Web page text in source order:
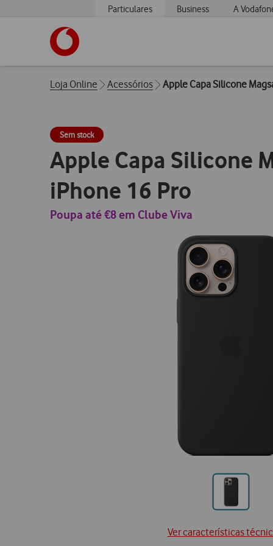
Particulares Business A
Breadcrumbs
Loja Online Acessórios Apple Capa Silicone
Sem stock
Apple Capa Silicone
iPhone 16 Pro
Poupa até €8 em Clube Viva
para
Ver características